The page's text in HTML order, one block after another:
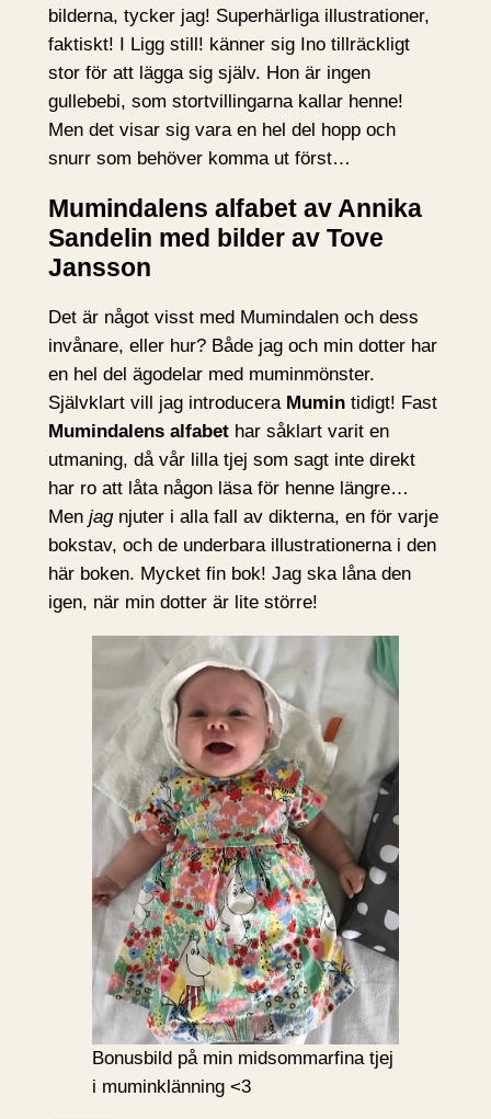
bilderna, tycker jag! Superhärliga illustrationer,
faktiskt! I Ligg still! känner sig Ino tillräckligt
stor för att lägga sig själv. Hon är ingen
gullebebi, som stortvillingarna kallar henne!
Men det visar sig vara en hel del hopp och
snurr som behöver komma ut först…
Mumindalens alfabet av Annika
Sandelin med bilder av Tove
Jansson
Det är något visst med Mumindalen och dess
invånare, eller hur? Både jag och min dotter har
en hel del ägodelar med muminmönster.
Självklart vill jag introducera Mumintidigt! Fast
Mumindalens alfabethar såklart varit en
utmaning, då vår lilla tjej som sagt inte direkt
har ro att låta någon läsa för henne längre…
Men jagnjuter i alla fall av dikterna, en för varje
bokstav, och de underbara illustrationerna i den
här boken. Mycket fin bok! Jag ska låna den
igen, när min dotter är lite större!
Bonusbild på min midsommarfina tjej
i muminklänning <3